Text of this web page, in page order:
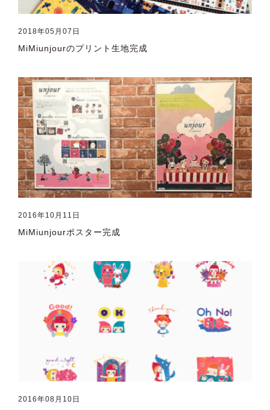
2018年05月07日
MiMiunjourのプリント生地完成
2016年10月11日
MiMiunjourポスター完成
2016年08月10日